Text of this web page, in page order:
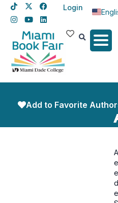
Login
Add to Favorite